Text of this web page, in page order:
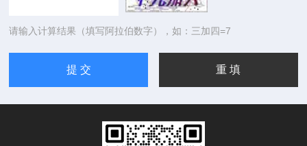
请输入计算结果（填写阿拉伯数字），如：三加四=7